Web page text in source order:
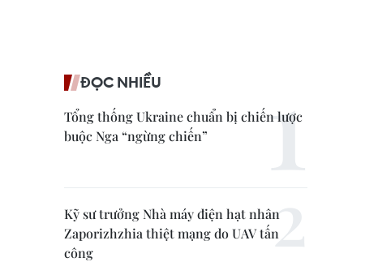
ĐỌC NHIỀU
Tổng thống Ukraine chuẩn bị chiến lược
buộc Nga “ngừng chiến”
Kỹ sư trưởng Nhà máy điện hạt nhân
Zaporizhzhia thiệt mạng do UAV tấn
công